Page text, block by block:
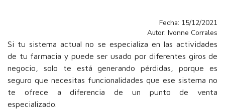
Fecha: 15/12/2021
Autor: Ivonne Corrales
Si tu sistema actual no se especializa en las actividades
de tu farmacia y puede ser usado por diferentes giros de
negocio, solo te está generando pérdidas, porque es
seguro que necesitas funcionalidades que ese sistema no
te ofrece a diferencia de un punto de venta
especializado.